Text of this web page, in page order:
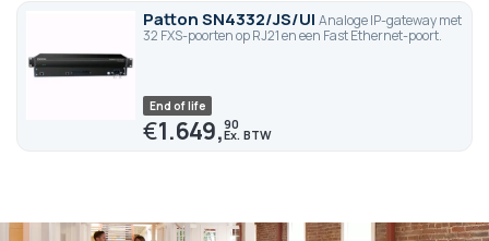
Patton SN4332/JS/UI Analoge IP-gateway met
32 FXS-poorten op RJ21 en een Fast Ethernet-poort.
End of life
€1.649,90